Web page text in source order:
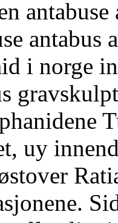
antabus
i norge
uy